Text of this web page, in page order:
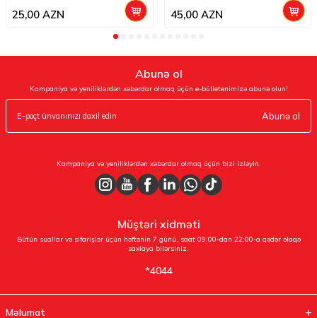
25,00 AZN 45,00AZN
Abunə ol
Kampaniya və yeniliklərdən xəbərdar olmaq üçün e-bülletenimizə abunə olun!
Abunə ol
Kampaniya və yeniliklərdən xəbərdar olmaq üçün bizi izləyin.
Müştəri xidməti
Bütün suallar və sifarişlər üçün həftənin 7 günü, saat 09:00-dan 22:00-a qədər əlaqə
saxlaya bilərsiniz.
*4044
Məlumat